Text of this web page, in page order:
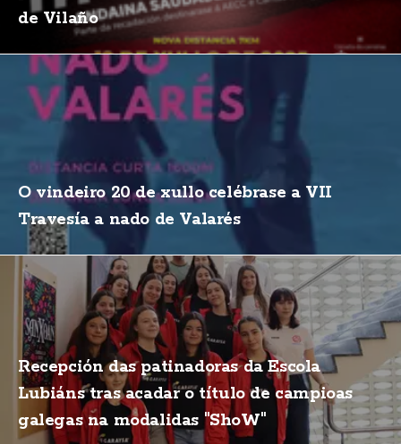
de Vilaño
O vindeiro 20 de xullo celébrase a VII
Travesía a nado de Valarés
Recepción das patinadoras da Escola
Lubiáns tras acadar o título de campioas
galegas na modalidas "ShoW"